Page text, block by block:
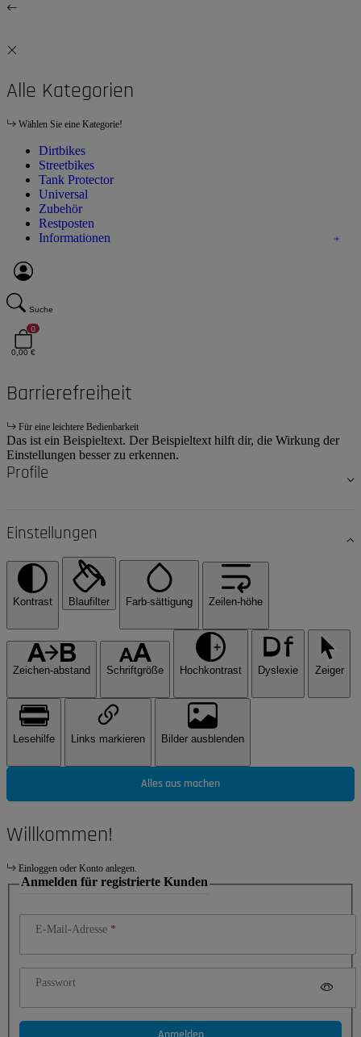
Alle Kategorien
Wählen Sie eine Kategorie!
Dirtbikes
Streetbikes
Tank Protector
Universal
Zubehör
Restposten
Informationen
Suche
0
0,00 €
Barrierefreiheit
Für eine leichtere Bedienbarkeit
Das ist ein Beispieltext. Der Beispieltext hilft dir, die Wirkung der
Einstellungen besser zu erkennen.
Profile
Einstellungen
Kontrast Blaufilter Farb-sättigung Zeilen-höhe
Zeichen-abstand Schriftgröße Hochkontrast Dyslexie Zeiger
Lesehilfe Links markieren Bilder ausblenden
Alles aus machen
Willkommen!
Einloggen oder Konto anlegen.
Anmelden für registrierte Kunden
E-Mail-Adresse
Passwort